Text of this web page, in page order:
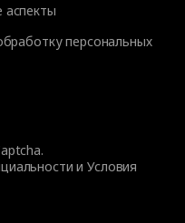
аспекты
персональных
иУсловия